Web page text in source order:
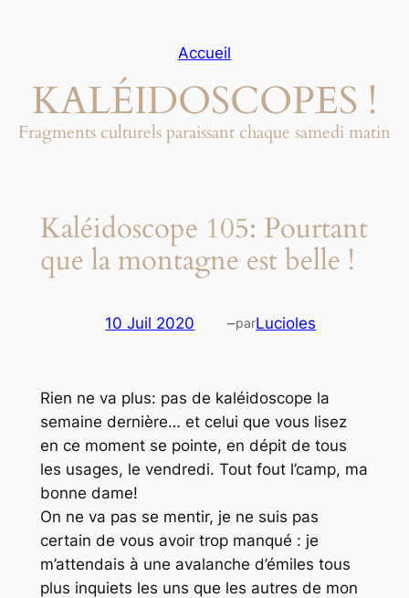
Accueil
KALÉIDOSCOPES !
Fragments culturels paraissant chaque samedi matin
Kaléidoscope 105: Pourtant
que la montagne est belle !
10 Juil 2020 –parLucioles
Rien ne va plus: pas de kaléidoscope la
semaine dernière… et celui que vous lisez
en ce moment se pointe, en dépit de tous
les usages, le vendredi. Tout fout l’camp, ma
bonne dame!
On ne va pas se mentir, je ne suis pas
certain de vous avoir trop manqué : je
m’attendais à une avalanche d’émiles tous
plus inquiets les uns que les autres de mon